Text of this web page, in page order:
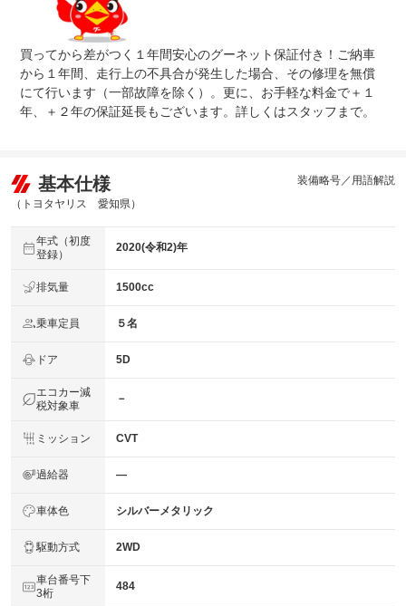
整備付 法定12ヶ月または法定24ヶ月点検整備付
※車検なし・車検整備付の場合は法定24ヶ月点検整備付
※商用車は6ヶ月または12ヶ月点検整備付
法定整備
について
車検相当の納車整備はもちろん、ボディーコート（当社指
定）費用、１年間のＧｏｏ保証費用も含んだ価格となって
おります。※タイヤ交換が必要な場合は、別途費用を頂戴
する場合がございます。
買ってから差がつく１年間安心のグーネット保証付き！ご納車
から１年間、走行上の不具合が発生した場合、その修理を無償
にて行います（一部故障を除く）。更に、お手軽な料金で＋１
年、＋２年の保証延長もございます。詳しくはスタッフまで。
基本仕様
（トヨタヤリス 愛知県）
装備略号／用語解説
年式（初度
登録）
2020(令和2)年
排気量 1500cc
乗車定員 ５名
ドア 5D
エコカー減
税対象車
－
ミッション CVT
過給器 ―
車体色 シルバーメタリック
駆動方式 2WD
車台番号下
3桁
484